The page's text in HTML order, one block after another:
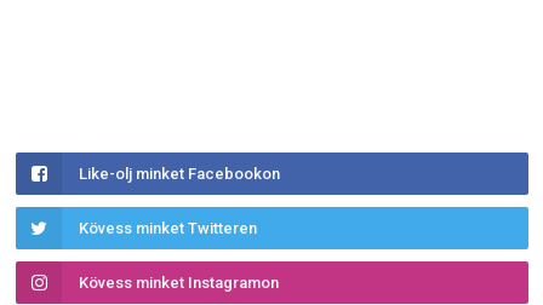
Like-olj minket Facebookon
Kövess minket Twitteren
Kövess minket Instagramon